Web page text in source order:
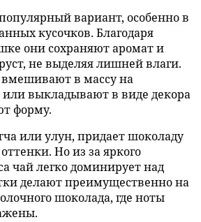
вариант, особенно в
кусочков. Благодаря
они сохраняют аромат и
не выделяя лишней влаги.
вмешивают в массу на
выкладывают в виде декора
форму.
или улун, придает шоколаду
Но из за яркого
чай легко доминирует над
делают преимущественно на
шоколада, где ноты